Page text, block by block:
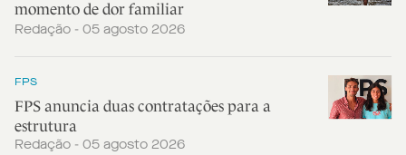
momento de dor familiar
Redação - 05 agosto 2026
FPS
FPS anuncia duas contratações para a
estrutura
Redação - 05 agosto 2026